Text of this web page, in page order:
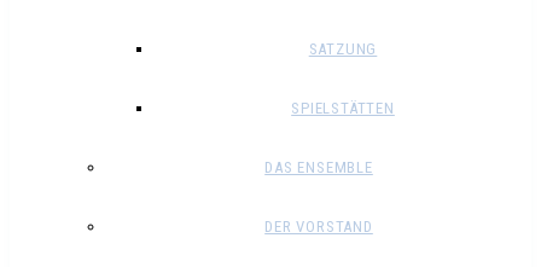
SATZUNG
SPIELSTÄTTEN
DAS ENSEMBLE
DER VORSTAND